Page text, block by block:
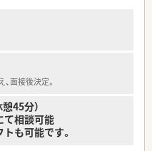
い調剤室です。
っておられます。
取りやすい代表ですので、
面接後決定。
45分）
て相談可能
も可能です。